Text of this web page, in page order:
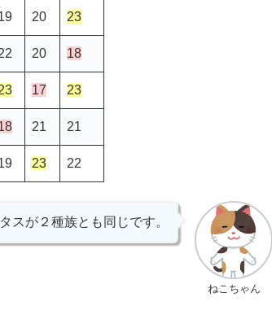
20 23
20 18
17 23
21 21
23 22
ねこちゃん
スが２種族とも同じです。